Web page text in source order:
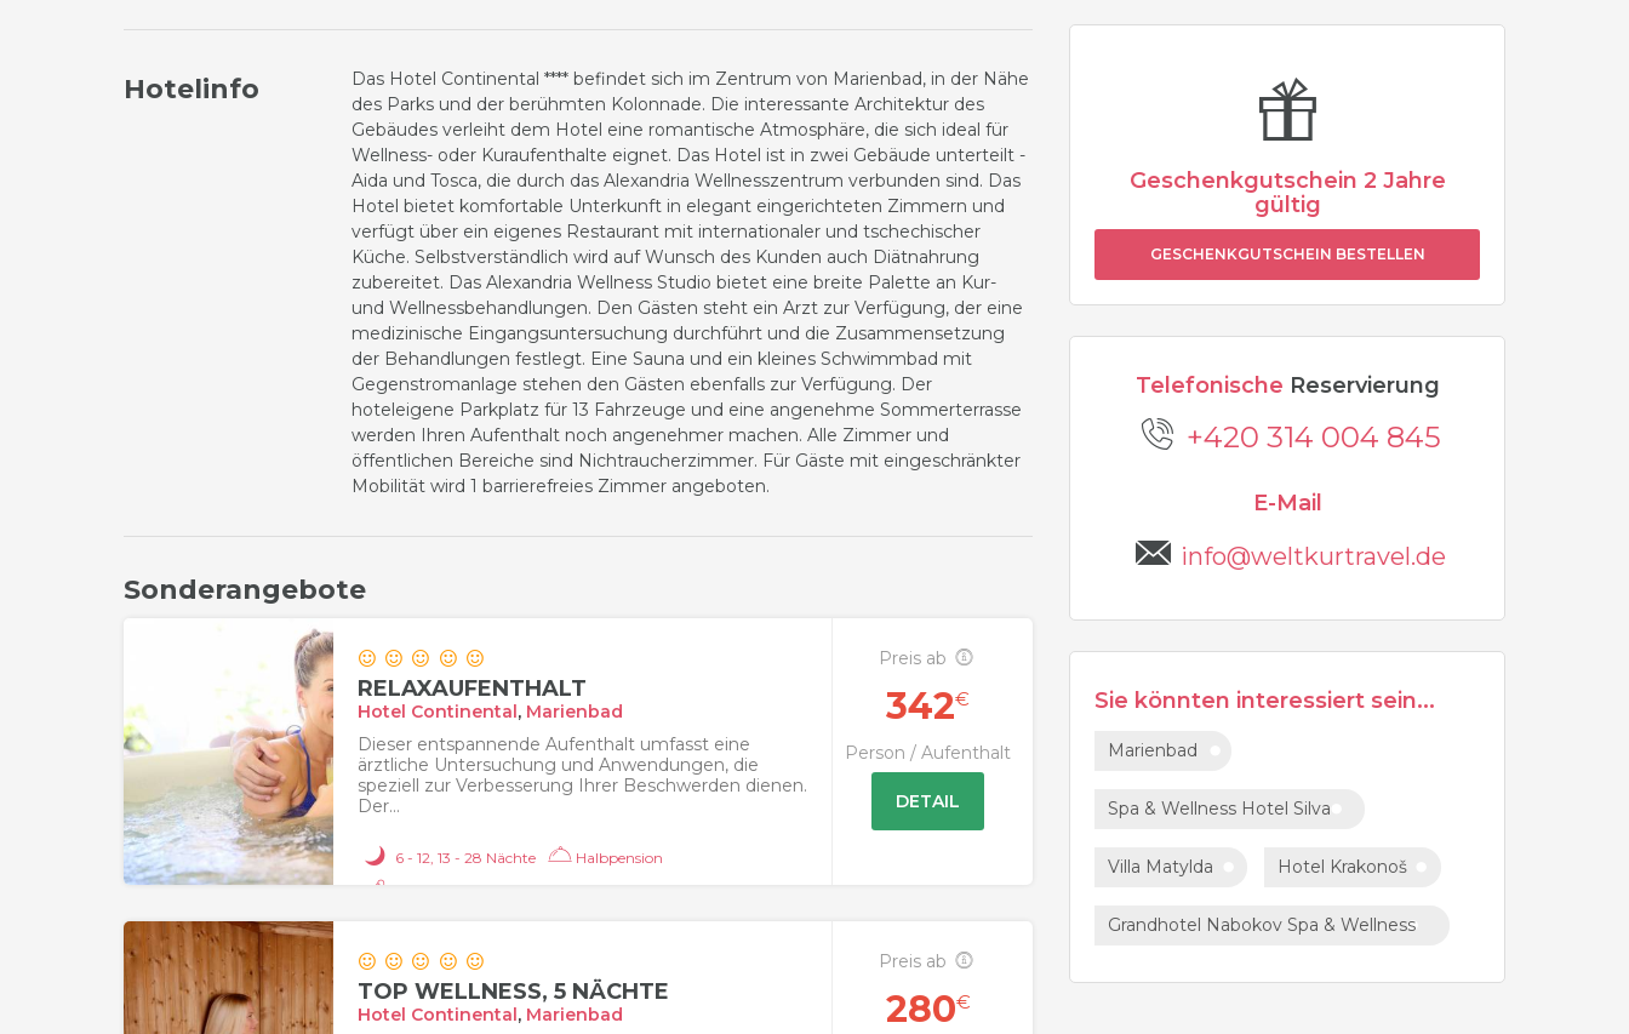
Hotelinfo
Das Hotel Continental **** befindet sich im Zentrum von Marienbad, in der Nähe
des Parks und der berühmten Kolonnade. Die interessante Architektur des
Gebäudes verleiht dem Hotel eine romantische Atmosphäre, die sich ideal für
Wellness- oder Kuraufenthalte eignet. Das Hotel ist in zwei Gebäude unterteilt -
Aida und Tosca, die durch das Alexandria Wellnesszentrum verbunden sind. Das
Hotel bietet komfortable Unterkunft in elegant eingerichteten Zimmern und
verfügt über ein eigenes Restaurant mit internationaler und tschechischer
Küche. Selbstverständlich wird auf Wunsch des Kunden auch Diätnahrung
zubereitet. Das Alexandria Wellness Studio bietet eine breite Palette an Kur-
und Wellnessbehandlungen. Den Gästen steht ein Arzt zur Verfügung, der eine
medizinische Eingangsuntersuchung durchführt und die Zusammensetzung
der Behandlungen festlegt. Eine Sauna und ein kleines Schwimmbad mit
Gegenstromanlage stehen den Gästen ebenfalls zur Verfügung. Der
hoteleigene Parkplatz für 13 Fahrzeuge und eine angenehme Sommerterrasse
werden Ihren Aufenthalt noch angenehmer machen. Alle Zimmer und
öffentlichen Bereiche sind Nichtraucherzimmer. Für Gäste mit eingeschränkter
Mobilität wird 1 barrierefreies Zimmer angeboten.
Sonderangebote
RELAXAUFENTHALT
Hotel Continental, Marienbad
Dieser entspannende Aufenthalt umfasst eine
ärztliche Untersuchung und Anwendungen, die
speziell zur Verbesserung Ihrer Beschwerden dienen.
Der...
6 - 12, 13 - 28 Nächte
Halbpension
Preis ab
342€
Person / Aufenthalt
DETAIL
TOP WELLNESS, 5 NÄCHTE
Hotel Continental, Marienbad
Preis ab
280€
Geschenkgutschein 2 Jahre
gültig
GESCHENKGUTSCHEIN BESTELLEN
Telefonische Reservierung
+420 314 004 845
E-Mail
info@weltkurtravel.de
Sie könnten interessiert sein...
Marienbad
Spa & Wellness Hotel Silva
Villa Matylda Hotel Krakonoš
Grandhotel Nabokov Spa & Wellness